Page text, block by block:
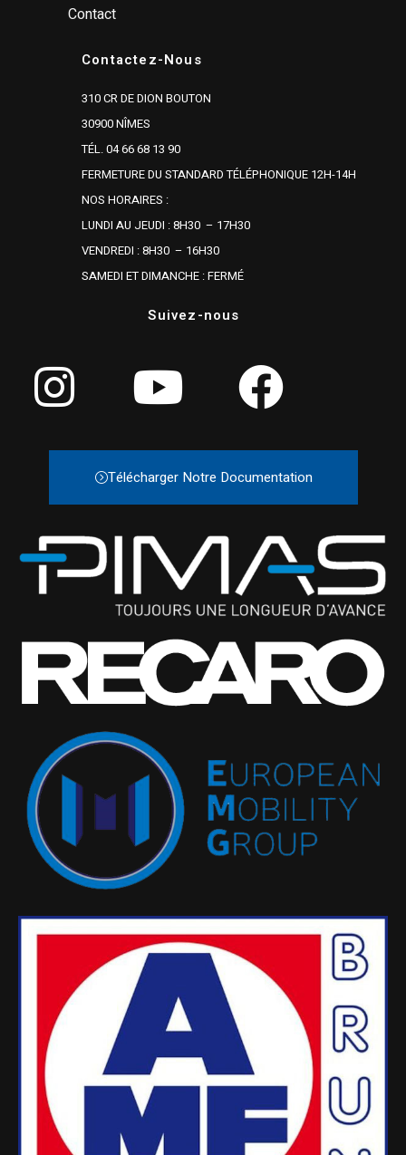
Contact
Contactez-Nous
310 CR DE DION BOUTON
30900 NÎMES
TÉL. 04 66 68 13 90
FERMETURE DU STANDARD TÉLÉPHONIQUE 12H-14H
NOS HORAIRES :
LUNDI AU JEUDI : 8H30 – 17H30
VENDREDI : 8H30 – 16H30
SAMEDI ET DIMANCHE : FERMÉ
Suivez-nous
Télécharger Notre Documentation